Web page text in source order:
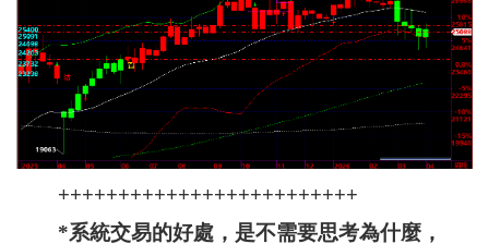
+++++++++++++++++++++++++
*系統交易的好處，是不需要思考為什麼，